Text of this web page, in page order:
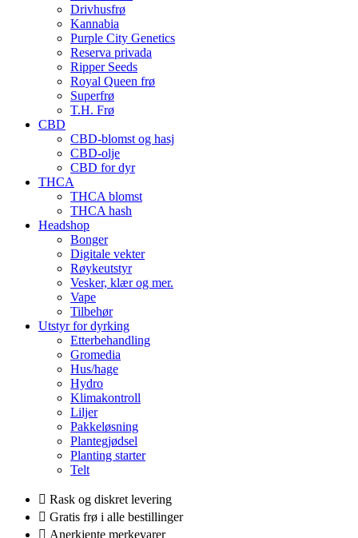
Drivhusfrø
Kannabia
Purple City Genetics
Reserva privada
Ripper Seeds
Royal Queen frø
Superfrø
T.H. Frø
CBD
CBD-blomst og hasj
CBD-olje
CBD for dyr
THCA
THCA blomst
THCA hash
Headshop
Bonger
Digitale vekter
Røykeutstyr
Vesker, klær og mer.
Vape
Tilbehør
Utstyr for dyrking
Etterbehandling
Gromedia
Hus/hage
Hydro
Klimakontroll
Liljer
Pakkeløsning
Plantegjødsel
Planting starter
Telt
Rask og diskret levering
Gratis frø i alle bestillinger
Anerkjente merkevarer